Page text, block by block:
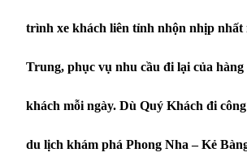
trình xe khách liên tỉnh nhộn nhịp nhất
Trung, phục vụ nhu cầu đi lại của
khách mỗi ngày. Dù Quý Khách đi
du lịch khám phá Phong Nha – Kẻ